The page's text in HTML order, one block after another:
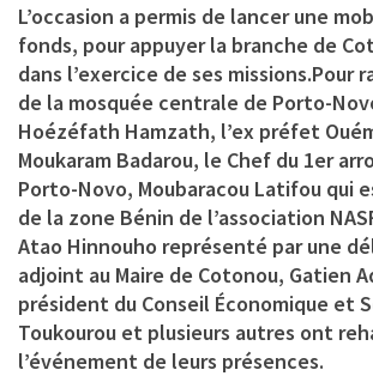
L’occasion a permis de lancer une
fonds, pour appuyer la branche de
dans l’exercice de ses missions.Pour
de la mosquée centrale de Porto-
Hoézéfath Hamzath, l’ex préfet
Moukaram Badarou, le Chef du 1er
Porto-Novo, Moubaracou Latifou qui
de la zone Bénin de l’association
Atao Hinnouho représenté par une
adjoint au Maire de Cotonou, Gatien
président du Conseil Économique et
Toukourou et plusieurs autres ont
l’événement de leurs présences.